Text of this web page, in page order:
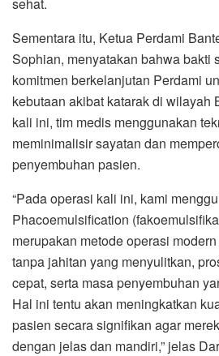
Sementara itu, Ketua Perdami
Sophian, menyatakan bahwa bakti
komitmen berkelanjutan Perdami
kebutaan akibat katarak di wilayah
kali ini, tim medis menggunakan
meminimalisir sayatan dan
penyembuhan pasien.
“Pada operasi kali ini, kami
Phacoemulsification
merupakan metode operasi
tanpa jahitan yang menyulitkan,
cepat, serta masa penyembuhan
Hal ini tentu akan meningkatkan
pasien secara signifikan agar
dengan jelas dan mandiri,” jelas